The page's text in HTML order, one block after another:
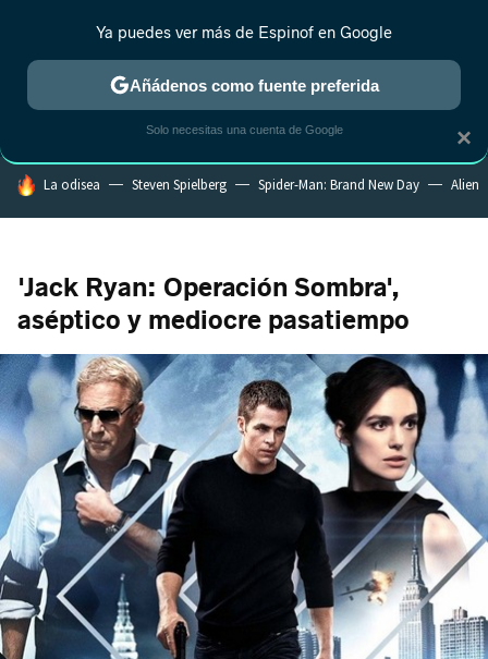
ESTRENOS REALITY ANIME RANKINGS CINE
HOY SE HABLA DE
La odisea Steven Spielberg Spider-Man: Brand New Day Alien
'Jack Ryan: Operación Sombra',
aséptico y mediocre pasatiempo
×
Ya puedes ver más de Espinof en Google
Añádenos como fuente preferida
Solo necesitas una cuenta de Google